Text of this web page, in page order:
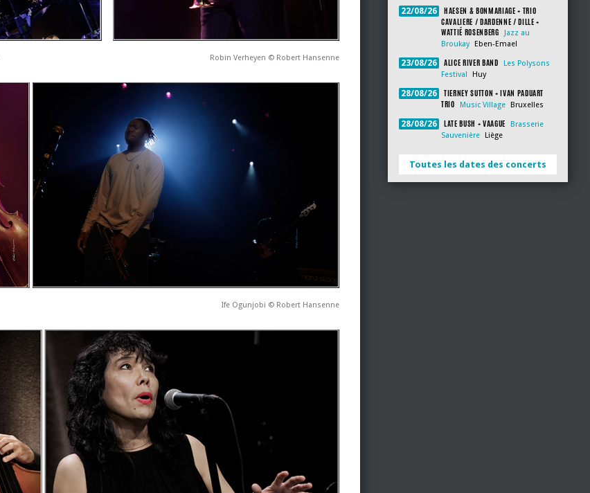
Robin Verheyen © Robert Hansenne
Ife Ogunjobi © Robert Hansenne
22/08/26
HAESEN & BONMARIAGE + TRIO
CAVALIERE / DARDENNE / DILLE +
WATTIÉ ROSENBERG
Jazz au
Broukay
Eben-Emael
23/08/26 ALICE RIVER BAND
Les Polysons
Festival
Huy
28/08/26
TIERNEY SUTTON + IVAN PADUART
TRIO
Music Village Bruxelles
28/08/26 LATE BUSH + VAAGUE
Brasserie
Sauvenière
Liège
Toutes les dates des concerts